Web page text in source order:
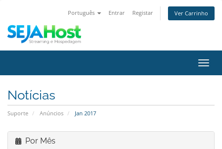
Português Entrar Registar Ver Carrinho
Notícias
Suporte Anúncios Jan 2017
Por Mês